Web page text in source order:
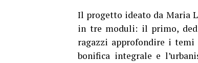
Il progetto ideato da Maria
in tre moduli: il primo,
ragazzi approfondire i
bonifica integrale e